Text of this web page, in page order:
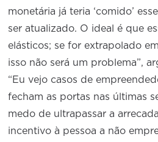
monetária já teria ‘comido’
ser atualizado. O ideal é que
elásticos; se for extrapolado
isso não será um problema”,
“Eu vejo casos de
fecham as portas nas últimas
medo de ultrapassar a
incentivo à pessoa a não